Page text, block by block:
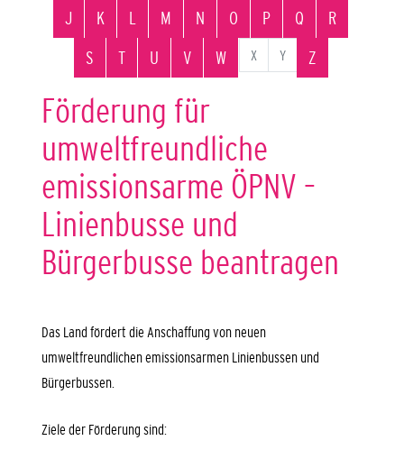
J
K L M N O P Q
R
S
T U V W X Y Z
Förderung für
umweltfreundliche
emissionsarme ÖPNV –
Linienbusse und
Bürgerbusse beantragen
Das Land fördert die Anschaffung von neuen
umweltfreundlichen emissionsarmen Linienbussen und
Bürgerbussen.
Ziele der Förderung sind: